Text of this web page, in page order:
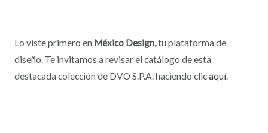
Lo viste primero en México Design,tu plataforma de
diseño. Te invitamos a revisar el catálogo de esta
destacada colección de DVO S.P.A. haciendo clicaquí.